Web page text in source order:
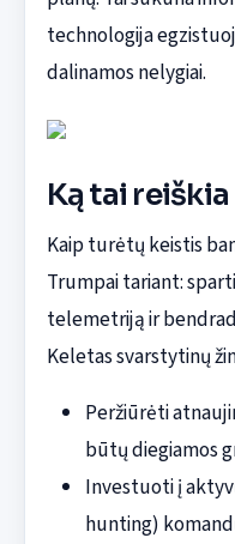
technologija
dalinamos nelygiai.
Ką tai
Kaip turėtų keistis
Trumpai tariant:
telemetriją ir
Keletas svarstytinų
Peržiūrėti
būtų diegiamos
Investuoti į
hunting)